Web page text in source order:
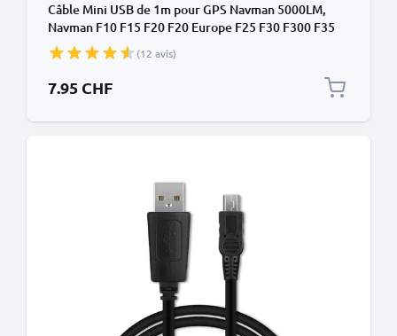
Câble Mini USB de 1m pour GPS Navman 5000LM,
Navman F10 F15 F20 F20 Europe F25 F30 F300 F35
F35 transfert de données et charge 1A noir en PVC
(12 avis)
7.95 CHF